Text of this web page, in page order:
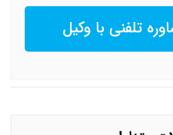
تلفنی با وکیل